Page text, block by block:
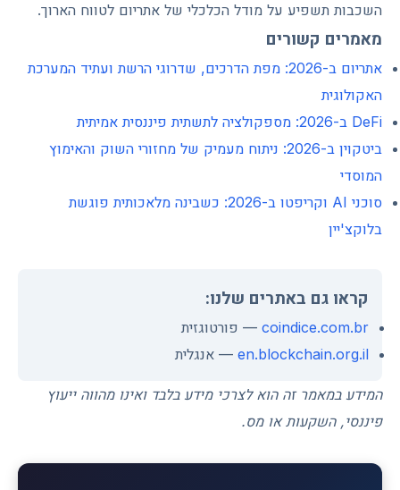
השכבות תשפיע על מודל הכלכלי של אתריום לטווח הארוך.
מאמרים קשורים
אתריום ב-2026: מפת הדרכים, שדרוגי הרשת ועתיד המערכת
האקולוגית
DeFi ב-2026: מספקולציה לתשתית פיננסית אמיתית
ביטקוין ב-2026: ניתוח מעמיק של מחזורי השוק והאימוץ
המוסדי
סוכני AI וקריפטו ב-2026: כשבינה מלאכותית פוגשת
בלוקצ'יין
קראו גם באתרים שלנו:
coindice.com.br — פורטוגזית
en.blockchain.org.il — אנגלית
המידע במאמר זה הוא לצרכי מידע בלבד ואינו מהווה ייעוץ
פיננסי, השקעות או מס.